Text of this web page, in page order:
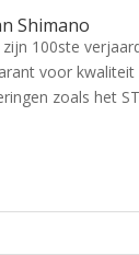
Shimano
100ste
voor
zoals het